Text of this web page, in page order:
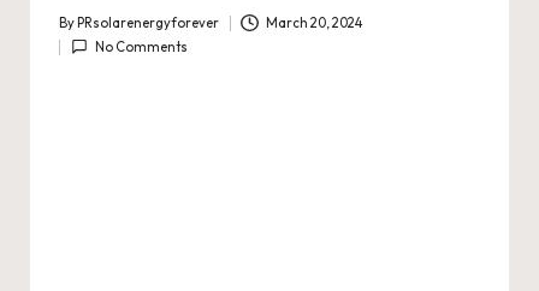
Posted
by
By PRsolarenergyforever
March 20, 2024
No Comments